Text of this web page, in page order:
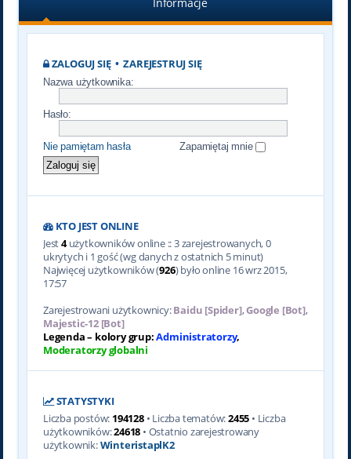
ZALOGUJ SIĘ•ZAREJESTRUJ SIĘ
Nazwa użytkownika:
Hasło:
Nie pamiętam hasła Zapamiętaj mnie
KTO JEST ONLINE
Jest4użytkowników online :: 3 zarejestrowanych, 0
ukrytych i 1 gość (wg danych z ostatnich 5 minut)
Najwięcej użytkowników (926) było online 16 wrz 2015,
17:57
Zarejestrowani użytkownicy:Baidu [Spider],Google [Bot],
Majestic-12 [Bot]
Legenda – kolory grup:Administratorzy,
Moderatorzy globalni
STATYSTYKI
Liczba postów: 194128• Liczba tematów:2455 • Liczba
użytkowników:24618 • Ostatnio zarejestrowany
użytkownik:WinteristaplK2